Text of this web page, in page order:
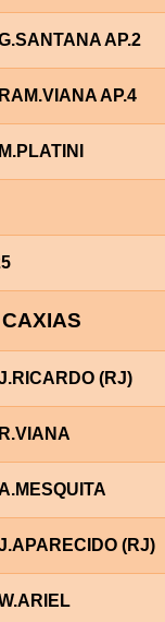
AP.2
RAM.VIANA AP.4
M.PLATINI
(RJ)
R.VIANA
(RJ)